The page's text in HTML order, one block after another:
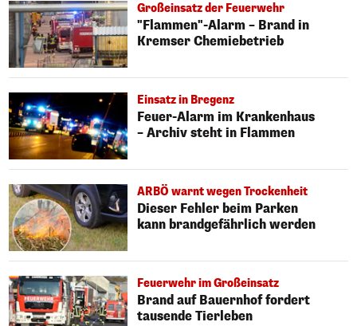
Großeinsatz der Feuerwehr
"Flammen"-Alarm – Brand in
Kremser Chemiebetrieb
Einsatz in Bregenz
Feuer-Alarm im Krankenhaus
– Archiv steht in Flammen
ARBÖ warnt wegen Trockenheit
Dieser Fehler beim Parken
kann brandgefährlich werden
Feuerwehr im Großeinsatz
Brand auf Bauernhof fordert
tausende Tierleben